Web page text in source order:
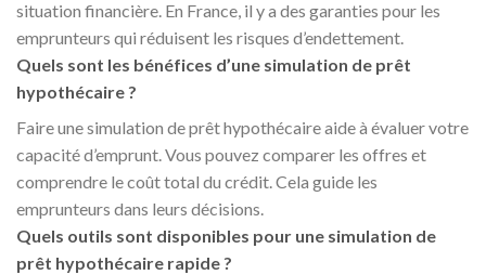
situation financière. En France, il y a des garanties pour les
emprunteurs qui réduisent les risques d’endettement.
Quels sont les bénéfices d’une simulation de prêt
hypothécaire ?
Faire une simulation de prêt hypothécaire aide à évaluer votre
capacité d’emprunt. Vous pouvez comparer les offres et
comprendre le coût total du crédit. Cela guide les
emprunteurs dans leurs décisions.
Quels outils sont disponibles pour une simulation de
prêt hypothécaire rapide ?